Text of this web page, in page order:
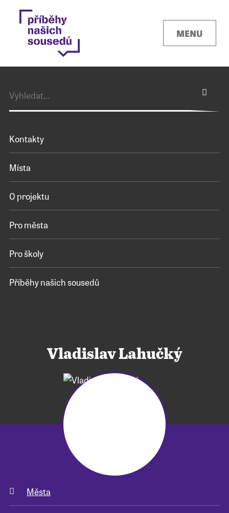
MENU
Kontakty
Místa
O projektu
Pro města
Pro školy
Příběhy našich sousedů
Vladislav Lahučký
Města